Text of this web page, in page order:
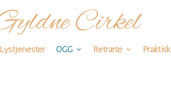
Lystjenester OGG Retræte Praktisk